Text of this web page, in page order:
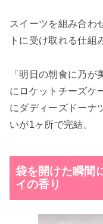
スイーツを組み合わ
トに受け取れる仕組
「明日の朝食に乃
にロケットチーズケ
にダディーズドー
いが1ヶ所で完結。
袋を開けた瞬間
イの香り